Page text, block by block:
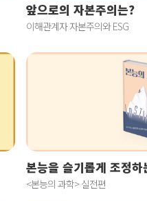
앞으로의 자본주의는?
이해관계자 자본주의와 ESG
본능을 슬기롭게 조정
<본능의 과학> 실전편